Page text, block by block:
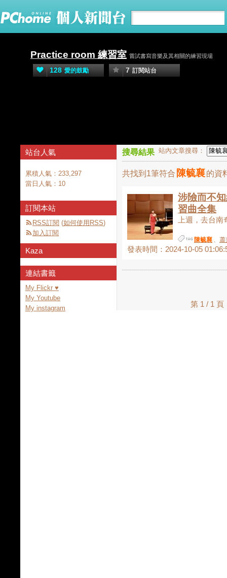
Practice room 練習室 嘗試書寫音樂及其相關的練習現場
128 愛的鼓勵 7 訂閱站台
搜尋結果 站內文章搜尋：
共找到1筆符合 陳毓襄的資
涉險而不
習曲全集
上週，去台
陳毓襄 、 蕭
發表時間：2024-10-05
第 1 / 1
站台人氣
累積人氣： 233,297
當日人氣： 10
訂閱本站
RSS訂閱 (如何使用RSS)
加入訂閱
Kaza
連結書籤
My Flickr ♥
My Youtube
My instagram